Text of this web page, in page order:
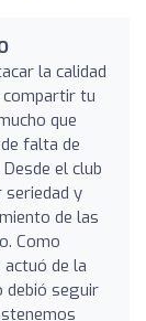
la calidad
compartir tu
que
falta de
el club
y
de las
Como
actuó de la
debió seguir